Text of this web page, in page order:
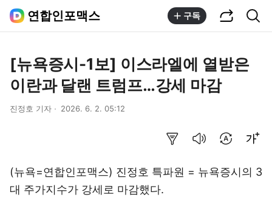
연합인포맥스 구독
[뉴욕증시-1보] 이스라엘에 열받은
이란과 달랜 트럼프…강세 마감
진정호 기자 2026. 6. 2. 05:12
(뉴욕=연합인포맥스) 진정호 특파원 = 뉴욕증시의 3
대 주가지수가 강세로 마감했다.